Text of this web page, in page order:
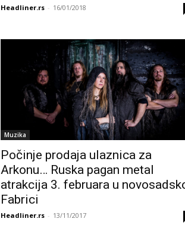
Headliner.rs - 16/01/2018
Muzika
Počinje prodaja ulaznica za
Arkonu… Ruska pagan metal
atrakcija 3. februara u
Fabrici
Headliner.rs - 13/11/2017